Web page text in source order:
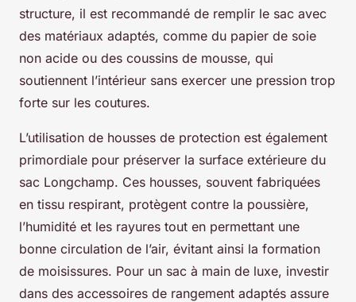
structure, il est recommandé de remplir le sac avec
des matériaux adaptés, comme du papier de soie
non acide ou des coussins de mousse, qui
soutiennent l’intérieur sans exercer une pression trop
forte sur les coutures.
L’utilisation de housses de protection est également
primordiale pour préserver la surface extérieure du
sac Longchamp. Ces housses, souvent fabriquées
en tissu respirant, protègent contre la poussière,
l’humidité et les rayures tout en permettant une
bonne circulation de l’air, évitant ainsi la formation
de moisissures. Pour un sac à main de luxe, investir
dans des accessoires de rangement adaptés assure